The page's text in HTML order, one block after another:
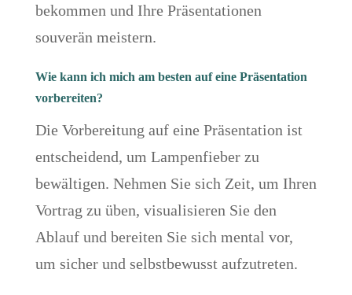
bekommen und Ihre Präsentationen
souverän meistern.
Wie kann ich mich am besten auf eine Präsentation
vorbereiten?
Die Vorbereitung auf eine Präsentation ist
entscheidend, um Lampenfieber zu
bewältigen. Nehmen Sie sich Zeit, um Ihren
Vortrag zu üben, visualisieren Sie den
Ablauf und bereiten Sie sich mental vor,
um sicher und selbstbewusst aufzutreten.